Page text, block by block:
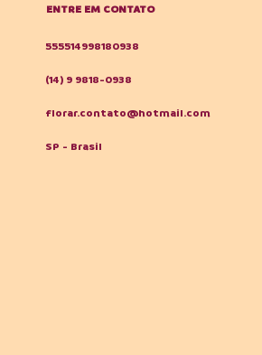
ENTRE EM CONTATO
555514998180938
(14) 9 9818-0938
florar.contato@hotmail.com
SP - Brasil